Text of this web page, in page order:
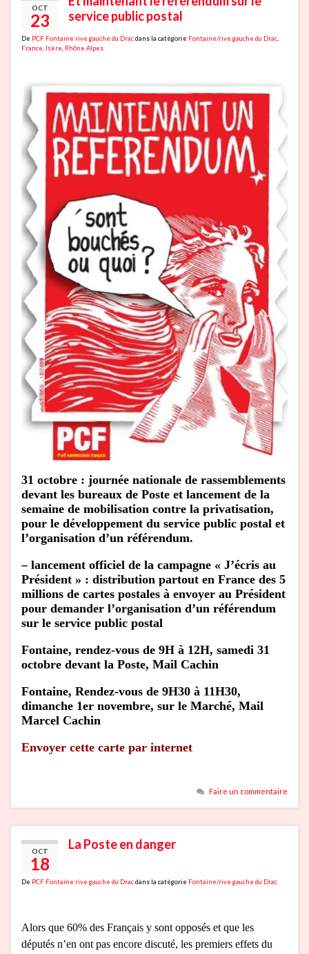
OCT
23
service public postal
De PCF Fontaine rive gauche du Dracdans la catégorie Fontaine/rive gauche du Drac
France Isère Rhône Alpes
31 octobre : journée nationale de rassemblements
devant les bureaux de Poste et lancement de la
semaine de mobilisation contre la privatisation,
pour le développement du service public postal et
l’organisation d’un référendum.
– lancement officiel de la campagne « J’écris au
Président » : distribution partout en France des 5
millions de cartes postales à envoyer au Président
pour demander l’organisation d’un référendum
sur le service public postal
Fontaine, rendez-vous de 9H à 12H, samedi 31
octobre devant la Poste, Mail Cachin
Fontaine, Rendez-vous de 9H30 à 11H30,
dimanche 1er novembre, sur le Marché, Mail
Marcel Cachin
Envoyer cette carte par internet
Faire un commentaire
OCT
18
La Poste en danger
De PCF Fontaine rive gauche du Dracdans la catégorie Fontaine/rive gauche du Drac
Alors que 60% des Français y sont opposés et que les
députés n’en ont pas encore discuté, les premiers effets du